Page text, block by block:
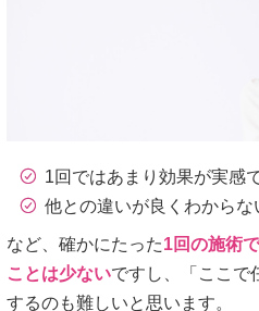
1回ではあまり効果が実感
他との違いが良くわからな
など、確かにたった1回の施術
ことは少ないですし、「ここで
するのも難しいと思います。